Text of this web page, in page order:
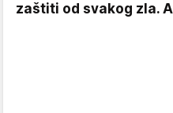
zaštiti od svakog zla.